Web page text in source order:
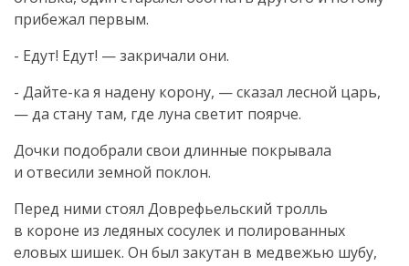
прибежал первым.
- Едут! Едут! — закричали они.
- Дайте-ка я надену корону, — сказал лесной царь,
— да стану там, где луна светит поярче.
Дочки подобрали свои длинные покрывала
и отвесили земной поклон.
Перед ними стоял Доврефьельский тролль
в короне из ледяных сосулек и полированных
еловых шишек. Он был закутан в медвежью шубу,